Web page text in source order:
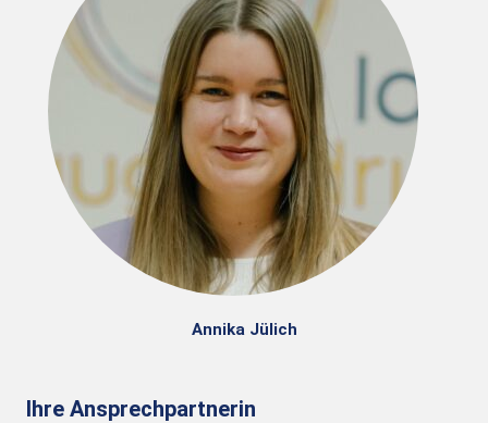
Annika Jülich
Ihre Ansprechpartnerin